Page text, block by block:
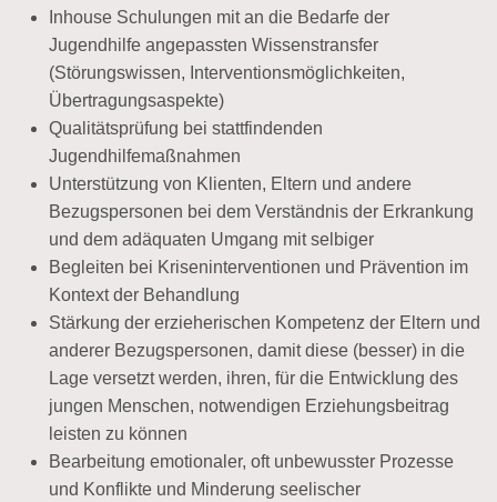
Inhouse Schulungen mit an die Bedarfe der
Jugendhilfe angepassten Wissenstransfer
(Störungswissen, Interventionsmöglichkeiten,
Übertragungsaspekte)
Qualitätsprüfung bei stattfindenden
Jugendhilfemaßnahmen
Unterstützung von Klienten, Eltern und andere
Bezugspersonen bei dem Verständnis der Erkrankung
und dem adäquaten Umgang mit selbiger
Begleiten bei Kriseninterventionen und Prävention im
Kontext der Behandlung
Stärkung der erzieherischen Kompetenz der Eltern und
anderer Bezugspersonen, damit diese (besser) in die
Lage versetzt werden, ihren, für die Entwicklung des
jungen Menschen, notwendigen Erziehungsbeitrag
leisten zu können
Bearbeitung emotionaler, oft unbewusster Prozesse
und Konflikte und Minderung seelischer